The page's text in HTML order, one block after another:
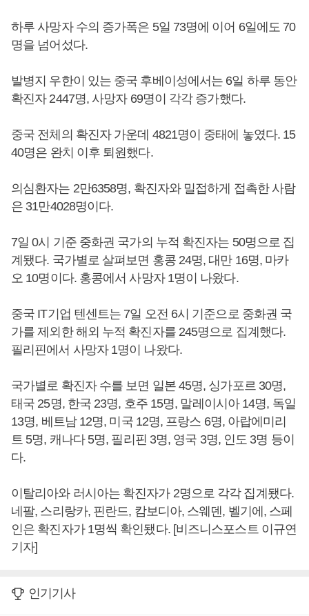
하루 사망자 수의 증가폭은 5일 73명에 이어 6일에도 70
명을 넘어섰다.
발병지 우한이 있는 중국 후베이성에서는 6일 하루 동안
확진자 2447명, 사망자 69명이 각각 증가했다.
중국 전체의 확진자 가운데 4821명이 중태에 놓였다. 15
40명은 완치 이후 퇴원했다.
의심환자는 2만6358명, 확진자와 밀접하게 접촉한 사람
은 31만4028명이다.
7일 0시 기준 중화권 국가의 누적 확진자는 50명으로 집
계됐다. 국가별로 살펴보면 홍콩 24명, 대만 16명, 마카
오 10명이다. 홍콩에서 사망자 1명이 나왔다.
중국 IT기업 텐센트는 7일 오전 6시 기준으로 중화권 국
가를 제외한 해외 누적 확진자를 245명으로 집계했다.
필리핀에서 사망자 1명이 나왔다.
국가별로 확진자 수를 보면 일본 45명, 싱가포르 30명,
태국 25명, 한국 23명, 호주 15명, 말레이시아 14명, 독일
13명, 베트남 12명, 미국 12명, 프랑스 6명, 아랍에미리
트 5명, 캐나다 5명, 필리핀 3명, 영국 3명, 인도 3명 등이
다.
이탈리아와 러시아는 확진자가 2명으로 각각 집계됐다.
네팔, 스리랑카, 핀란드, 캄보디아, 스웨덴, 벨기에, 스페
인은 확진자가 1명씩 확인됐다. [비즈니스포스트 이규연
기자]
인기기사